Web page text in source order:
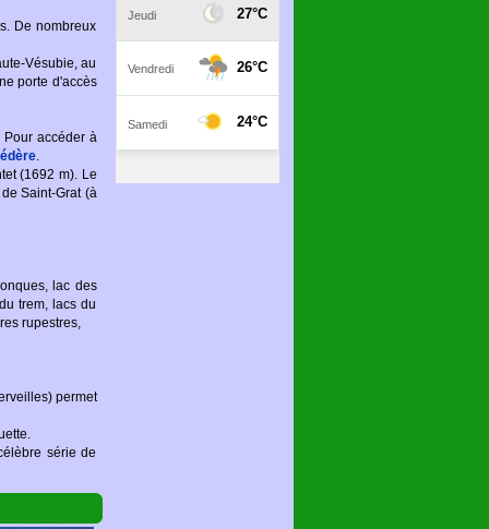
De nombreux
Vésubie, au
porte d'accès
Pour accéder à
.
(1692 m). Le
Saint-Grat (à
lac des
trem, lacs du
rupestres,
permet
série de